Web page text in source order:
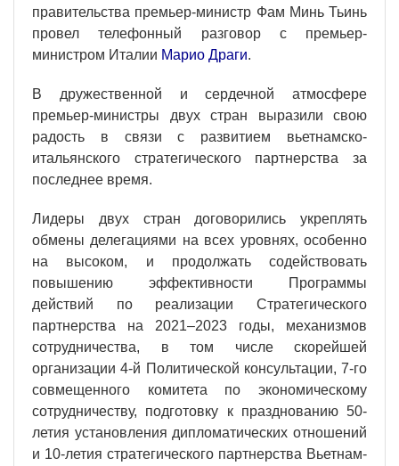
правительства премьер-министр Фам Минь Тьинь
провел телефонный разговор с премьер-
министром Италии Марио Драги.
В дружественной и сердечной атмосфере
премьер-министры двух стран выразили свою
радость в связи с развитием вьетнамско-
итальянского стратегического партнерства за
последнее время.
Лидеры двух стран договорились укреплять
обмены делегациями на всех уровнях, особенно
на высоком, и продолжать содействовать
повышению эффективности Программы
действий по реализации Стратегического
партнерства на 2021–2023 годы, механизмов
сотрудничества, в том числе скорейшей
организации 4-й Политической консультации, 7-го
совмещенного комитета по экономическому
сотрудничеству, подготовку к празднованию 50-
летия установления дипломатических отношений
и 10-летия стратегического партнерства Вьетнам-